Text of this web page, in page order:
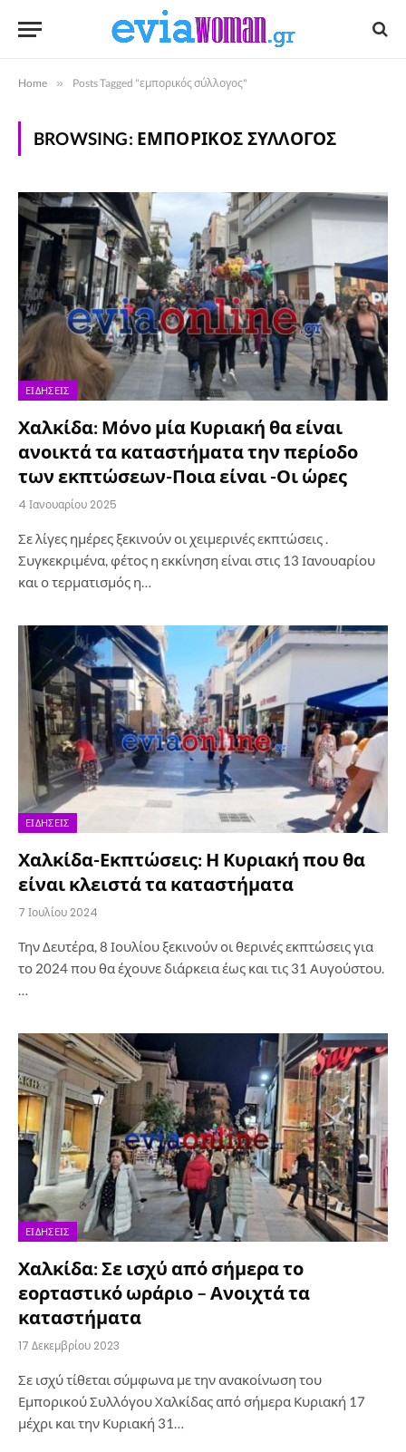
Home » Posts Tagged "εμπορικός σύλλογος"
BROWSING: ΕΜΠΟΡΙΚΌΣ ΣΎΛΛΟΓΟΣ
ΕΙΔΉΣΕΙΣ
Χαλκίδα: Μόνο μία Κυριακή θα είναι
ανοικτά τα καταστήματα την περίοδο
των εκπτώσεων-Ποια είναι -Οι ώρες
4 Ιανουαρίου 2025
Σε λίγες ημέρες ξεκινούν οι χειμερινές εκπτώσεις .
Συγκεκριμένα, φέτος η εκκίνηση είναι στις 13 Ιανουαρίου
και ο τερματισμός η…
ΕΙΔΉΣΕΙΣ
Χαλκίδα-Εκπτώσεις: Η Κυριακή που θα
είναι κλειστά τα καταστήματα
7 Ιουλίου 2024
Την Δευτέρα, 8 Ιουλίου ξεκινούν οι θερινές εκπτώσεις για
το 2024 που θα έχουνε διάρκεια έως και τις 31 Αυγούστου.
…
ΕΙΔΉΣΕΙΣ
Χαλκίδα: Σε ισχύ από σήμερα το
εορταστικό ωράριο – Ανοιχτά τα
καταστήματα
17 Δεκεμβρίου 2023
Σε ισχύ τίθεται σύμφωνα με την ανακοίνωση του
Εμπορικού Συλλόγου Χαλκίδας από σήμερα Κυριακή 17
μέχρι και την Κυριακή 31…